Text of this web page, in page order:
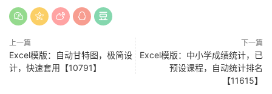
上一篇
Excel模版：自动甘特图，极简设
计，快速套用【10791】
下一篇
Excel模版：中小学成绩统计，已
预设课程，自动统计排名
【11615】